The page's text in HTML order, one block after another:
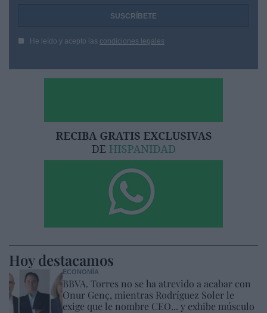
He leído y acepto las condiciones legales
Hoy destacamos
ECONOMÍA
BBVA. Torres no se ha atrevido a acabar con
Onur Genç, mientras Rodríguez Soler le
exige que le nombre CEO... y exhibe músculo